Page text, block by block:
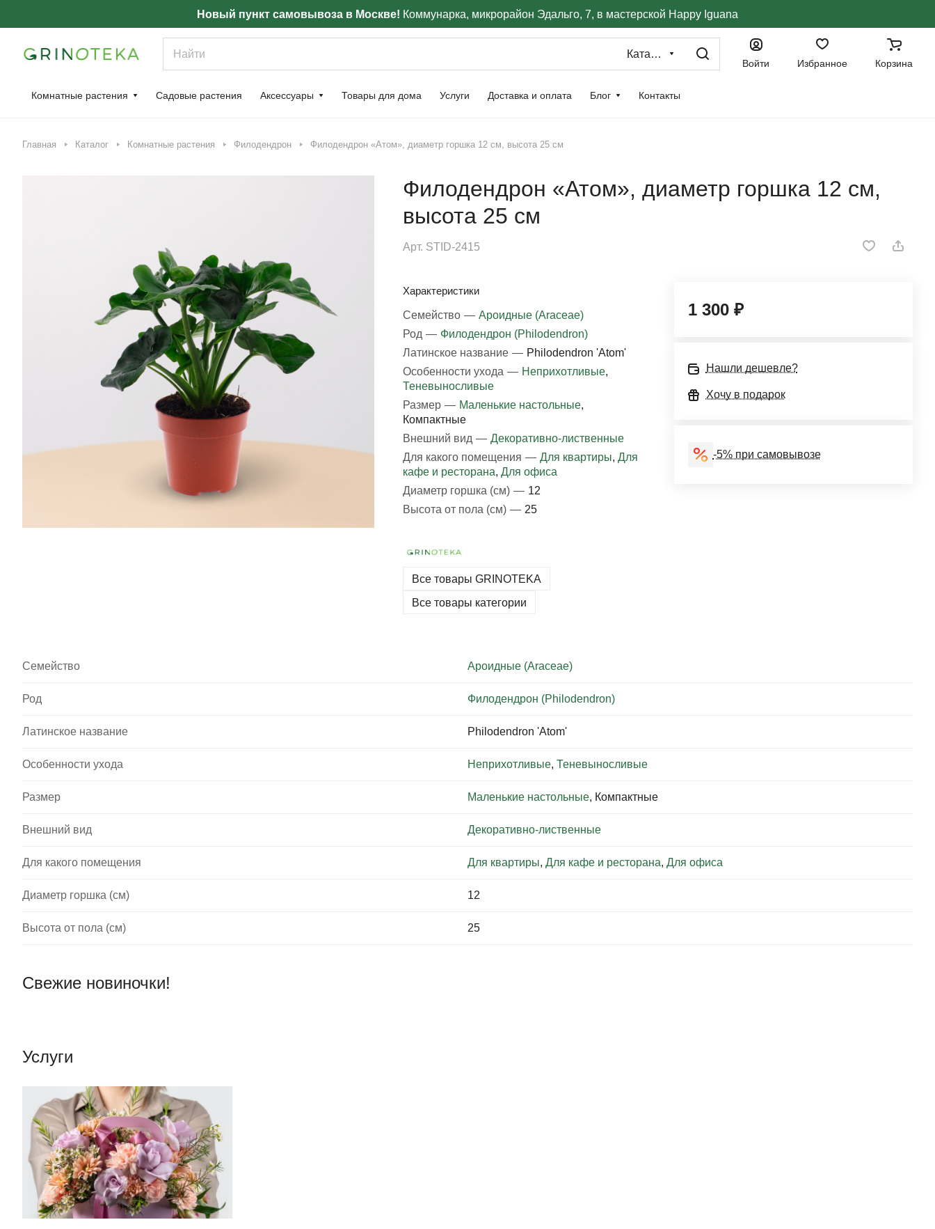
Новый пункт самовывоза в Москве! Коммунарка, микрорайон Эдальго, 7, в мастерской Happy Iguana
Каталог
Войти Избранное Корзина
Комнатные растения Садовые растения Аксессуары Товары для дома Услуги Доставка и оплата Блог Контакты
Главная Каталог Комнатные растения Филодендрон Филодендрон «Атом», диаметр горшка 12 см, высота 25 см
Филодендрон «Атом», диаметр горшка 12 см,
высота 25 см
Арт. STID-2415
Характеристики
Семейство — Ароидные (Araceae)
Род — Филодендрон (Philodendron)
Латинское название — Philodendron 'Atom'
Особенности ухода — Неприхотливые,
Теневыносливые
Размер — Маленькие настольные,
Компактные
Внешний вид — Декоративно-лиственные
Для какого помещения — Для квартиры, Для
кафе и ресторана, Для офиса
Диаметр горшка (см) — 12
Высота от пола (см) — 25
Все товары GRINOTEKA
Все товары категории
1 300 ₽
Нашли дешевле?
Хочу в подарок
-5% при самовывозе
Семейство Ароидные (Araceae)
Род Филодендрон (Philodendron)
Латинское название Philodendron 'Atom'
Особенности ухода Неприхотливые, Теневыносливые
Размер Маленькие настольные, Компактные
Внешний вид Декоративно-лиственные
Для какого помещения Для квартиры, Для кафе и ресторана, Для офиса
Диаметр горшка (см) 12
Высота от пола (см) 25
Свежие новиночки!
Услуги